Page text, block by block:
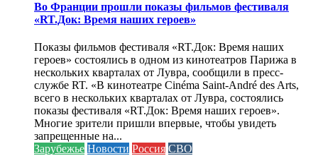
Во Франции прошли показы фильмов фестиваля
«RT.Док: Время наших героев»
Показы фильмов фестиваля «RT.Док: Время наших
героев» состоялись в одном из кинотеатров Парижа в
нескольких кварталах от Лувра, сообщили в пресс-
службе RT. «В кинотеатре Cinéma Saint-André des Arts,
всего в нескольких кварталах от Лувра, состоялись
показы фестиваля «RT.Док: Время наших героев».
Многие зрители пришли впервые, чтобы увидеть
запрещенные на...
Зарубежье Новости Россия СВО